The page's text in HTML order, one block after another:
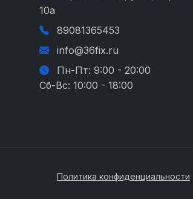
10а
89081365453
info@36fix.ru
Пн-Пт: 9:00 - 20:00
Сб-Вс: 10:00 - 18:00
Политика конфиденциальности